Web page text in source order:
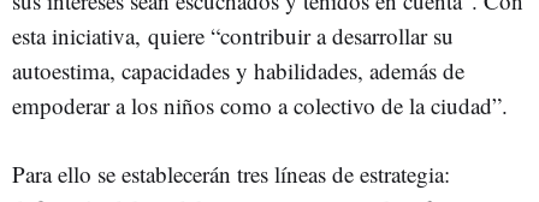
esta iniciativa, quiere “contribuir a desarrollar su
autoestima, capacidades y habilidades, además de
empoderar a los niños como a colectivo de la ciudad”.
Para ello se establecerán tres líneas de estrategia: